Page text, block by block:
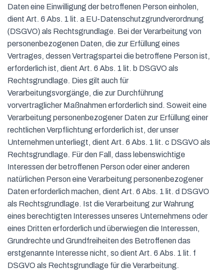
Daten eine Einwilligung der betroffenen Person einholen,
dient Art. 6 Abs. 1 lit. a EU-Datenschutzgrundverordnung
(DSGVO) als Rechtsgrundlage. Bei der Verarbeitung von
personenbezogenen Daten, die zur Erfüllung eines
Vertrages, dessen Vertragspartei die betroffene Person ist,
erforderlich ist, dient Art. 6 Abs. 1 lit. b DSGVO als
Rechtsgrundlage. Dies gilt auch für
Verarbeitungsvorgänge, die zur Durchführung
vorvertraglicher Maßnahmen erforderlich sind. Soweit eine
Verarbeitung personenbezogener Daten zur Erfüllung einer
rechtlichen Verpflichtung erforderlich ist, der unser
Unternehmen unterliegt, dient Art. 6 Abs. 1 lit. c DSGVO als
Rechtsgrundlage. Für den Fall, dass lebenswichtige
Interessen der betroffenen Person oder einer anderen
natürlichen Person eine Verarbeitung personenbezogener
Daten erforderlich machen, dient Art. 6 Abs. 1 lit. d DSGVO
als Rechtsgrundlage. Ist die Verarbeitung zur Wahrung
eines berechtigten Interesses unseres Unternehmens oder
eines Dritten erforderlich und überwiegen die Interessen,
Grundrechte und Grundfreiheiten des Betroffenen das
erstgenannte Interesse nicht, so dient Art. 6 Abs. 1 lit. f
DSGVO als Rechtsgrundlage für die Verarbeitung.